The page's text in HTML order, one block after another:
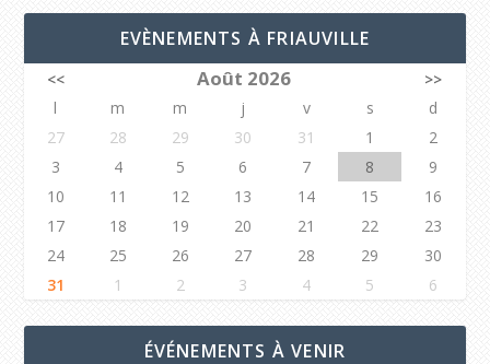
EVÈNEMENTS À FRIAUVILLE
<< Août 2026
>>
l
m m j v s
d
27
28 29 30 31 1
2
3
4 5 6 7 8
9
10
11 12 13 14 15
16
17
18 19 20 21 22
23
24
25 26 27 28 29
30
31
1 2 3 4 5 6
ÉVÉNEMENTS À VENIR